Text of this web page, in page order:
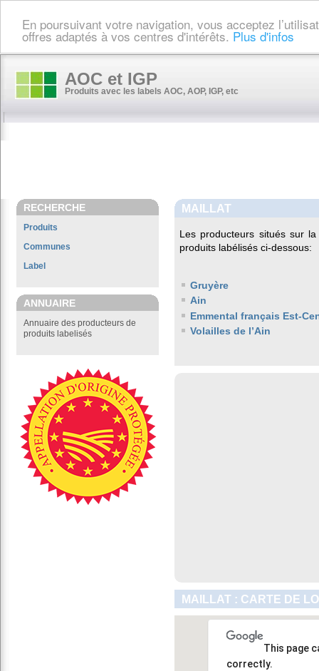
En poursuivant votre navigation, vous acceptez
offres adaptés à vos centres d'intérêts. Plus d'infos
AOC et IGP
Produits avec les labels AOC, AOP, IGP, etc
RECHERCHE
Produits
Communes
Label
ANNUAIRE
Annuaire des producteurs de
produits labelisés
MAILLAT
Les producteurs situés sur
produits labélisés ci-dessous:
Gruyère
Ain
Emmental français Est-
Volailles de l’Ain
MAILLAT : CARTE DE
This page
correctly.